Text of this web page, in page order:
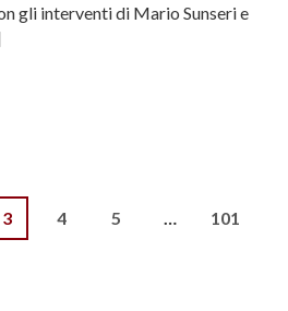
gli interventi di Mario Sunseri e
3 4 5 … 101